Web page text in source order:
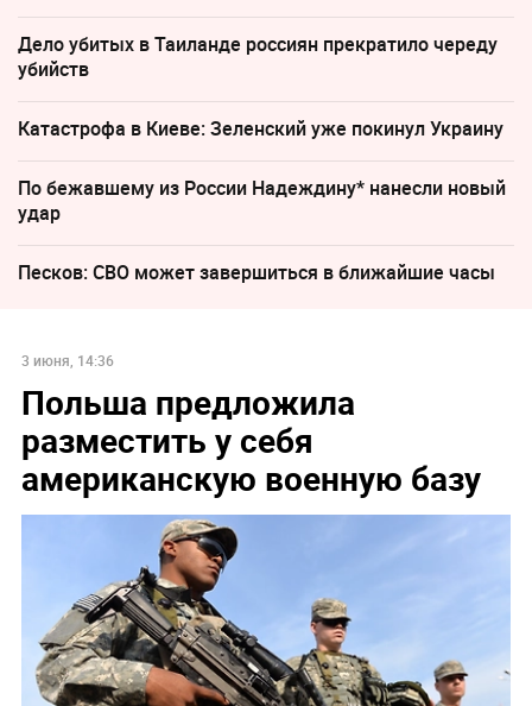
Дело убитых в Таиланде россиян прекратило череду
убийств
Катастрофа в Киеве: Зеленский уже покинул Украину
По бежавшему из России Надеждину* нанесли новый
удар
Песков: СВО может завершиться в ближайшие часы
3 июня, 14:36
Польша предложила
разместить у себя
американскую военную базу